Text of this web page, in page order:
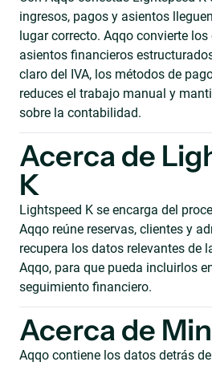
ingresos, pagos y asientos
lugar correcto. Aqqo convierte
asientos financieros
claro del IVA, los métodos de
reduces el trabajo manual y
sobre la contabilidad.
Acerca de
K
Lightspeed K se encarga del
Aqqo reúne reservas, clientes y
recupera los datos relevantes de
Aqqo, para que pueda incluirlos
seguimiento financiero.
Acerca de
Aqqo contiene los datos detrás